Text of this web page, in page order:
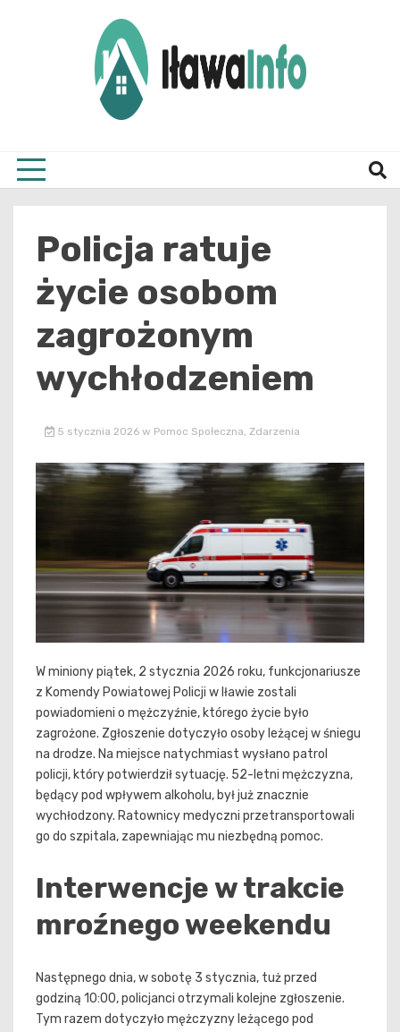
Policja ratuje
życie osobom
zagrożonym
wychłodzeniem
5 stycznia 2026 w Pomoc Społeczna, Zdarzenia
W miniony piątek, 2 stycznia 2026 roku, funkcjonariusze
z Komendy Powiatowej Policji w Iławie zostali
powiadomieni o mężczyźnie, którego życie było
zagrożone. Zgłoszenie dotyczyło osoby leżącej w śniegu
na drodze. Na miejsce natychmiast wysłano patrol
policji, który potwierdził sytuację. 52-letni mężczyzna,
będący pod wpływem alkoholu, był już znacznie
wychłodzony. Ratownicy medyczni przetransportowali
go do szpitala, zapewniając mu niezbędną pomoc.
Interwencje w trakcie
mroźnego weekendu
Następnego dnia, w sobotę 3 stycznia, tuż przed
godziną 10:00, policjanci otrzymali kolejne zgłoszenie.
Tym razem dotyczyło mężczyzny leżącego pod